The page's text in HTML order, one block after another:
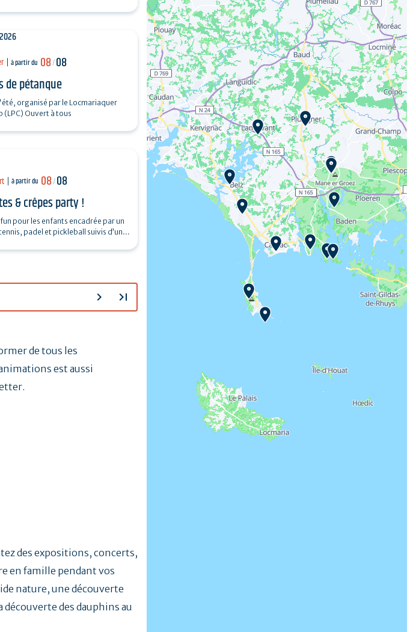
à partir du 08/ 08
de pétanque
organisé par le Locmariaquer
Pétanque Club (LPC) Ouvert à tous
à partir du 08/08
& crêpes party !
pour les enfants encadrée par un
chevron_right last_page
de tous les
est aussi
des expositions, concerts,
en famille pendant vos
nature, une découverte
des dauphins au